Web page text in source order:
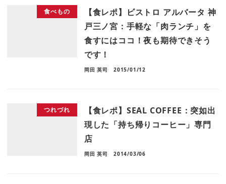
食べもの
【食レポ】ビストロ アルバータ 神
戸三ノ宮：手軽な「肉ランチ」を
食すにはココ！夜も期待できそう
です！
岡田 英司 2015/01/12
つれづれ
【食レポ】SEAL COFFEE：突如出
現した「持ち帰りコーヒー」専門
店
岡田 英司 2014/03/06